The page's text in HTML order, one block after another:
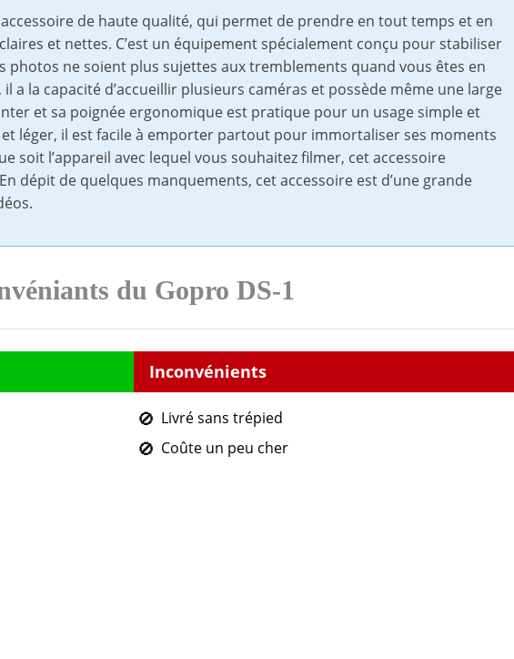
de haute qualité, qui permet de prendre en tout temps et en
et nettes. C’est un équipement spécialement conçu pour stabiliser
photos ne soient plus sujettes aux tremblements quand vous êtes en
a la capacité d’accueillir plusieurs caméras et possède même une large
et sa poignée ergonomique est pratique pour un usage simple et
léger, il est facile à emporter partout pour immortaliser ses moments
soit l’appareil avec lequel vous souhaitez filmer, cet accessoire
dépit de quelques manquements, cet accessoire est d’une grande
du Gopro DS-1
Livré sans trépied
Coûte un peu cher